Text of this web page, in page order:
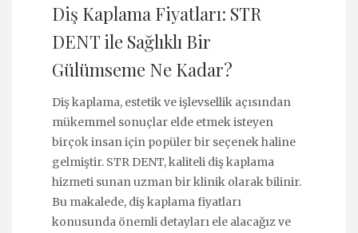
Diş Kaplama Fiyatları: STR
DENT ile Sağlıklı Bir
Gülümseme Ne Kadar?
Diş kaplama, estetik ve işlevsellik açısından
mükemmel sonuçlar elde etmek isteyen
birçok insan için popüler bir seçenek haline
gelmiştir. STR DENT, kaliteli diş kaplama
hizmeti sunan uzman bir klinik olarak bilinir.
Bu makalede, diş kaplama fiyatları
konusunda önemli detayları ele alacağız ve